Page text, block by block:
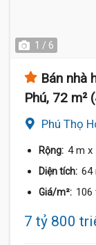
1 / 6
Bán nhà
Phú, 72 m²
Phú Thọ
Rộng: 4 m x
Diện tích: 64
Giá/m²: 106
7 tỷ 800